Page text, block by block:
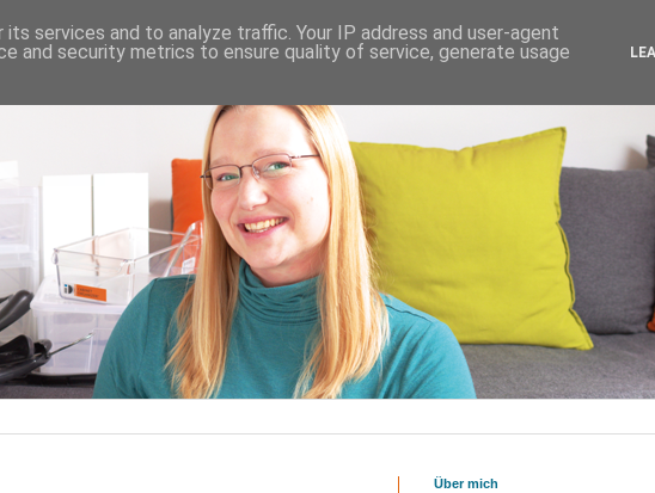
Über mich
services and to analyze traffic. Your IP address and user-agent
and security metrics to ensure quality of service, generate usage